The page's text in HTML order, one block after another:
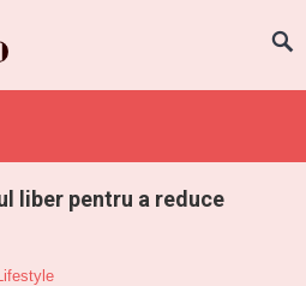
liber pentru a reduce